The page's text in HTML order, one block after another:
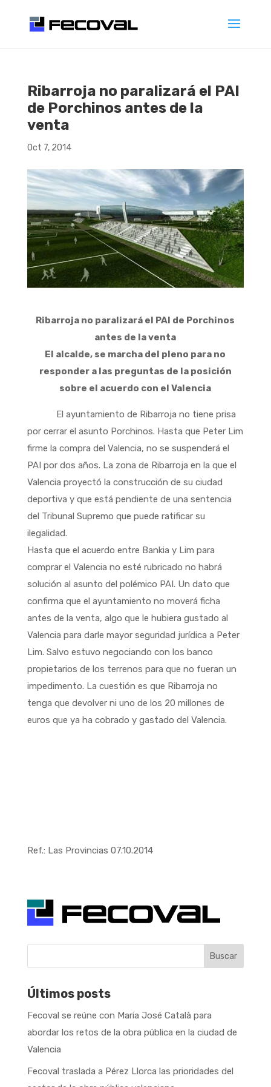
Ribarroja no paralizará el PAI
de Porchinos antes de la
venta
Oct 7, 2014
Ribarroja no paralizará el PAI de Porchinos
antes de la venta
El alcalde, se marcha del pleno para no
responder a las preguntas de la posición
sobre el acuerdo con el Valencia
El ayuntamiento de Ribarroja no tiene prisa
por cerrar el asunto Porchinos. Hasta que Peter Lim
firme la compra del Valencia, no se suspenderá el
PAI por dos años. La zona de Ribarroja en la que el
Valencia proyectó la construcción de su ciudad
deportiva y que está pendiente de una sentencia
del Tribunal Supremo que puede ratificar su
ilegalidad.
Hasta que el acuerdo entre Bankia y Lim para
comprar el Valencia no esté rubricado no habrá
solución al asunto del polémico PAI. Un dato que
confirma que el ayuntamiento no moverá ficha
antes de la venta, algo que le hubiera gustado al
Valencia para darle mayor seguridad jurídica a Peter
Lim. Salvo estuvo negociando con los banco
propietarios de los terrenos para que no fueran un
impedimento. La cuestión es que Ribarroja no
tenga que devolver ni uno de los 20 millones de
euros que ya ha cobrado y gastado del Valencia.
Ref.: Las Provincias 07.10.2014
Buscar
Últimos posts
Fecoval se reúne con Maria José Català para
abordar los retos de la obra pública en la ciudad de
Valencia
Fecoval traslada a Pérez Llorca las prioridades del